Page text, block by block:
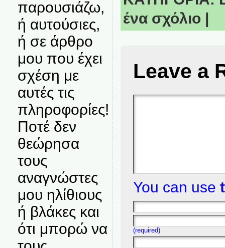
παρουσιάζω,
ή αυτούσιες,
ή σε άρθρο
μου που έχει
σχέση με
αυτές τις
πληροφορίες!
Ποτέ δεν
θεώρησα
τους
αναγνώστες
μου ηλίθιους
ή βλάκες και
ότι μπορώ να
ένα σχόλιο |
Leave a
You can use
(required)